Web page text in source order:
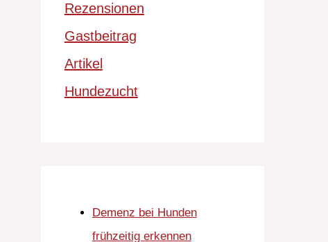
Rezensionen
Gastbeitrag
Artikel
Hundezucht
Demenz bei Hunden
frühzeitig erkennen